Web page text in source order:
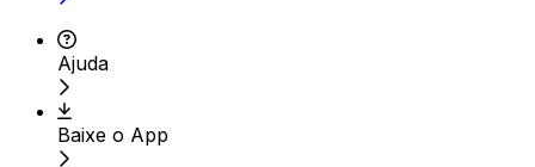
Ajuda
Baixe o App